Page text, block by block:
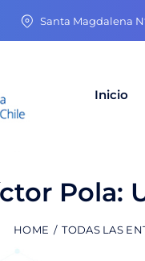
Santa Magdalena
Inicio
Pola:
HOME TODAS LAS